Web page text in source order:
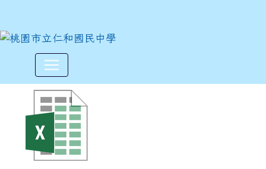
各班午餐資料請核對(公告第